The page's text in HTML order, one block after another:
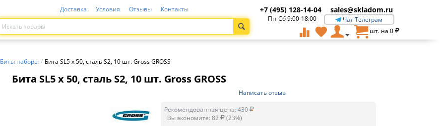
Доставка Условия Отзывы Контакты +7 (495) 128-14-04 sales@skladom.ru
Пн-Сб 9:00-18:00
Чат Телеграм
шт. на 0
Биты наборы / Бита SL5 х 50, сталь S2, 10 шт. Gross GROSS
Бита SL5 х 50, сталь S2, 10 шт. Gross GROSS
Написать отзыв
Рекомендованная цена:430
Вы экономите:82 (23%)